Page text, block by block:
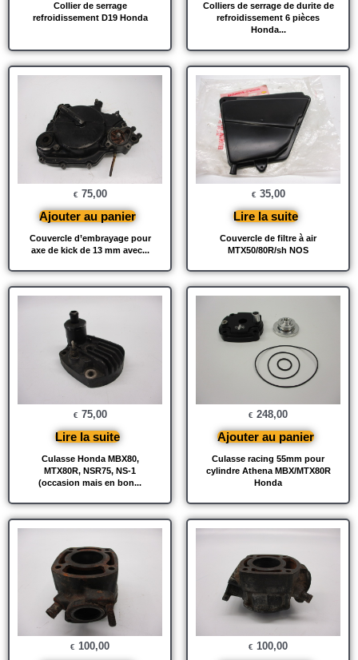
Collier de serrage
refroidissement D19 Honda
Colliers de serrage de durite de
refroidissement 6 pièces
Honda...
Couvercle d’embrayage pour
axe de kick de 13 mm avec...
€ 75,00
Ajouter au panier
Couvercle de filtre à air
MTX50/80R/sh NOS
€ 35,00
Lire la suite
Culasse Honda MBX80,
MTX80R, NSR75, NS-1
(occasion mais en bon...
€ 75,00
Lire la suite
Culasse racing 55mm pour
cylindre Athena MBX/MTX80R
Honda
€ 248,00
Ajouter au panier
€ 100,00 € 100,00